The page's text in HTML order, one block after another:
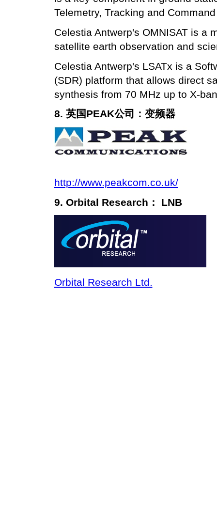
Telemetry, Tracking and
Celestia Antwerp's OMNISAT is a
satellite earth observation and
Celestia Antwerp's LSATx is a
(SDR) platform that allows direct
synthesis from 70 MHz up to X-
8. 英国PEAK公司：变频器
http://www.peakcom.co.uk/
9. Orbital Research： LNB
Orbital Research Ltd.